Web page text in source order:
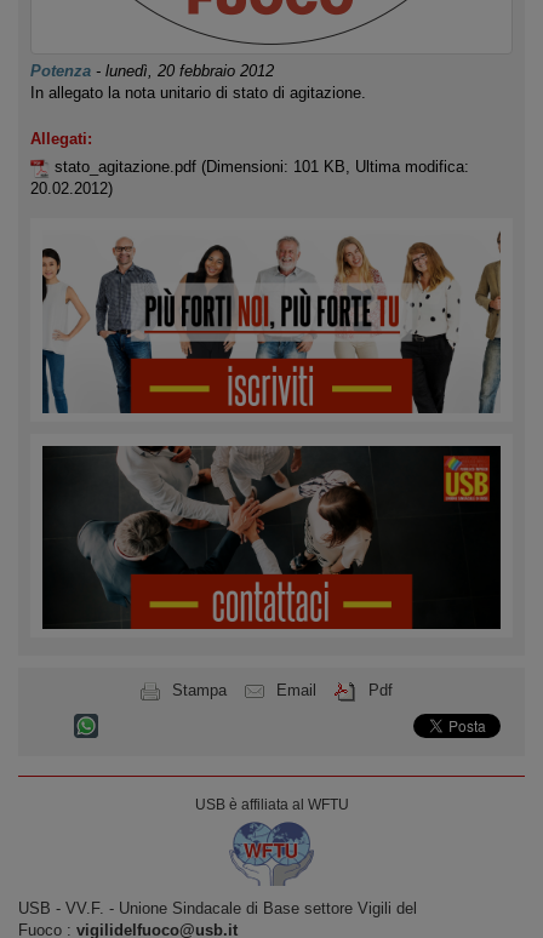
Potenza - lunedì, 20 febbraio 2012
In allegato la nota unitario di stato di agitazione.
Allegati:
stato_agitazione.pdf (Dimensioni: 101 KB, Ultima modifica:
20.02.2012)
Stampa Email Pdf
USB è affiliata al WFTU
USB ‐ VV.F. - Unione Sindacale di Base settore Vigili del
Fuoco : vigilidelfuoco@usb.it